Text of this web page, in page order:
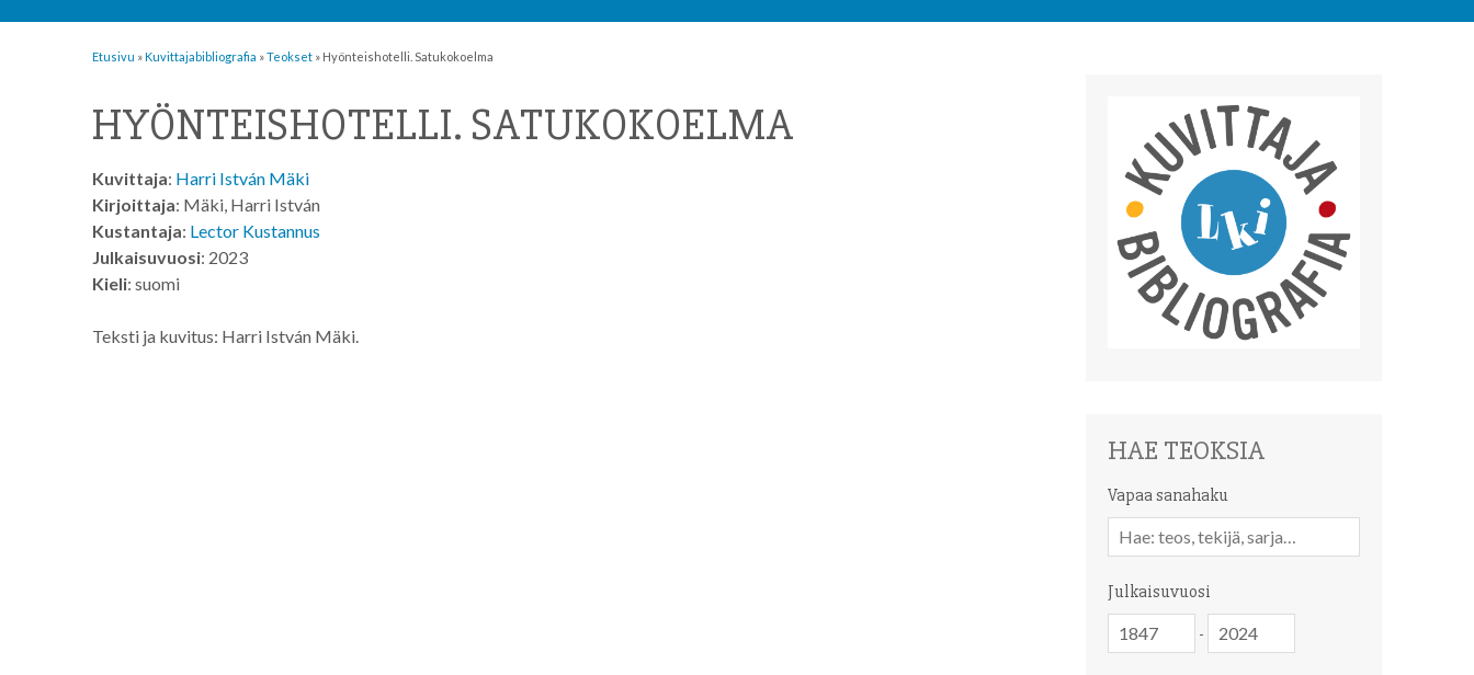
Etusivu »Kuvittaja­bibliografia »Teokset » Hyönteishotelli. Satukokoelma
HYÖNTEISHOTELLI. SATUKOKOELMA
Kuvittaja: Harri István Mäki
Kirjoittaja: Mäki, Harri István
Kustantaja: Lector Kustannus
Julkaisuvuosi: 2023
Kieli: suomi
Teksti ja kuvitus: Harri István Mäki.
HAE TEOKSIA
Vapaa sanahaku
sanahaku
Julkaisuvuosi
-